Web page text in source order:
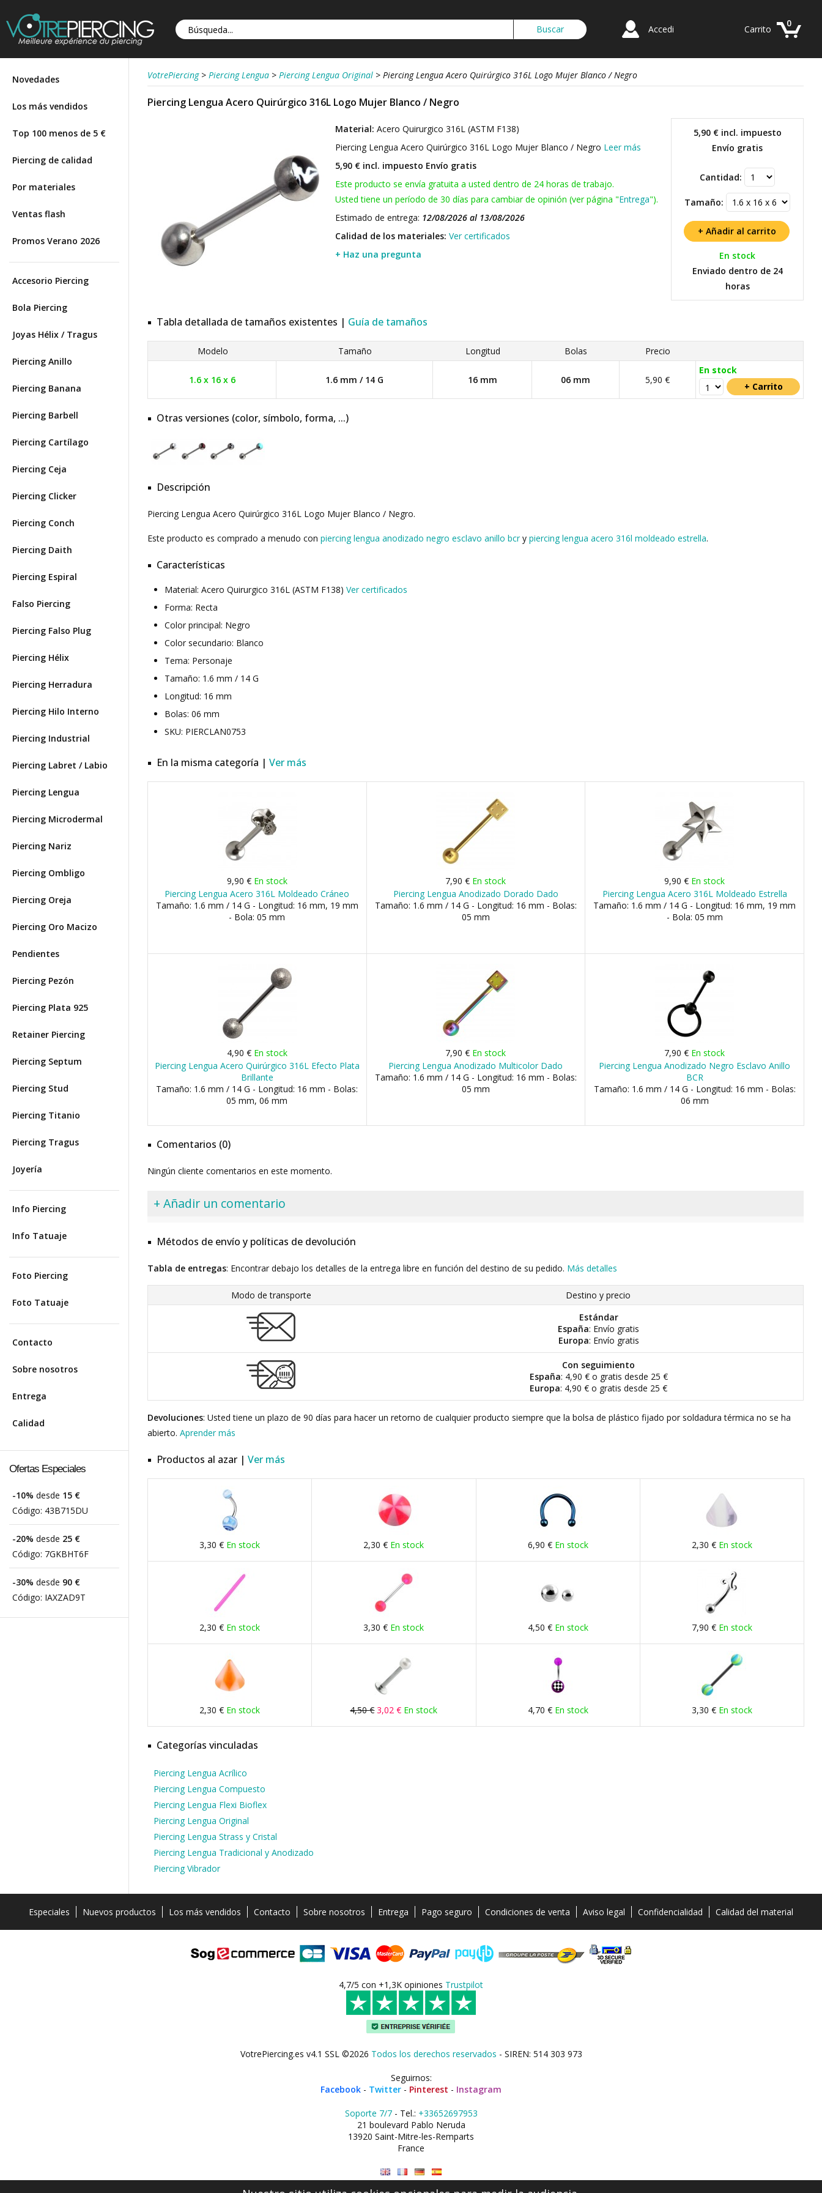
Accedi
0
Carrito
Novedades
Los más vendidos
Top 100 menos de 5 €
Piercing de calidad
Por materiales
Ventas flash
Promos Verano 2026
Accesorio Piercing
Bola Piercing
Joyas Hélix / Tragus
Piercing Anillo
Piercing Banana
Piercing Barbell
Piercing Cartílago
Piercing Ceja
Piercing Clicker
Piercing Conch
Piercing Daith
Piercing Espiral
Falso Piercing
Piercing Falso Plug
Piercing Hélix
Piercing Herradura
Piercing Hilo Interno
Piercing Industrial
Piercing Labret / Labio
Piercing Lengua
Piercing Microdermal
Piercing Nariz
Piercing Ombligo
Piercing Oreja
Piercing Oro Macizo
Pendientes
Piercing Pezón
Piercing Plata 925
Retainer Piercing
Piercing Septum
Piercing Stud
Piercing Titanio
Piercing Tragus
Joyería
Info Piercing
Info Tatuaje
Foto Piercing
Foto Tatuaje
Contacto
Sobre nosotros
Entrega
Calidad
Ofertas Especiales
-10% desde 15 €
Código: 43B715DU
-20% desde 25 €
Código: 7GKBHT6F
-30% desde 90 €
Código: IAXZAD9T
VotrePiercing > Piercing Lengua > Piercing Lengua Original > Piercing Lengua Acero Quirúrgico 316L Logo Mujer Blanco / Negro
Piercing Lengua Acero Quirúrgico 316L Logo Mujer Blanco / Negro
5,90 €incl. impuesto
Envío gratis
Cantidad:
Tamaño:
En stock
Enviado dentro de 24
horas
Material: Acero Quirurgico 316L (ASTM F138)
Piercing Lengua Acero Quirúrgico 316L Logo Mujer Blanco / Negro Leer más
5,90 € incl. impuesto Envío gratis
Este producto se envía gratuita a usted dentro de 24 horas de trabajo.
Usted tiene un período de 30 días para cambiar de opinión (ver página "Entrega").
Estimado de entrega: 12/08/2026 al 13/08/2026
Calidad de los materiales: Ver certificados
+ Haz una pregunta
Tabla detallada de tamaños existentes | Guía de tamaños
Modelo Tamaño Longitud Bolas Precio
1.6 x 16 x 6 1.6 mm / 14 G 16 mm 06 mm 5,90 €
En stock
Otras versiones (color, símbolo, forma, ...)
Descripción
Piercing Lengua Acero Quirúrgico 316L Logo Mujer Blanco / Negro.
Este producto es comprado a menudo con piercing lengua anodizado negro esclavo anillo bcry piercing lengua acero 316l moldeado estrella.
Características
Material: Acero Quirurgico 316L (ASTM F138) Ver certificados
Forma: Recta
Color principal: Negro
Color secundario: Blanco
Tema: Personaje
Tamaño: 1.6 mm / 14 G
Longitud: 16 mm
Bolas: 06 mm
SKU: PIERCLAN0753
En la misma categoría | Ver más
9,90 € En stock
Piercing Lengua Acero 316L Moldeado Cráneo
Tamaño: 1.6 mm / 14 G - Longitud: 16 mm, 19 mm
- Bola: 05 mm
7,90 € En stock
Piercing Lengua Anodizado Dorado Dado
Tamaño: 1.6 mm / 14 G - Longitud: 16 mm - Bolas:
05 mm
9,90 € En stock
Piercing Lengua Acero 316L Moldeado Estrella
Tamaño: 1.6 mm / 14 G - Longitud: 16 mm, 19 mm
- Bola: 05 mm
4,90 € En stock
Piercing Lengua Acero Quirúrgico 316L Efecto Plata
Brillante
Tamaño: 1.6 mm / 14 G - Longitud: 16 mm - Bolas:
05 mm, 06 mm
7,90 € En stock
Piercing Lengua Anodizado Multicolor Dado
Tamaño: 1.6 mm / 14 G - Longitud: 16 mm - Bolas:
05 mm
7,90 € En stock
Piercing Lengua Anodizado Negro Esclavo Anillo
BCR
Tamaño: 1.6 mm / 14 G - Longitud: 16 mm - Bolas:
06 mm
Comentarios (0)
Ningún cliente comentarios en este momento.
+ Añadir un comentario
Métodos de envío y políticas de devolución
Tabla de entregas: Encontrar debajo los detalles de la entrega libre en función del destino de su pedido. Más detalles
Modo de transporte
Destino y precio
Estándar
España: Envío gratis
Europa: Envío gratis
Con seguimiento
España: 4,90 € o gratis desde 25 €
Europa: 4,90 € o gratis desde 25 €
Devoluciones: Usted tiene un plazo de 90 días para hacer un retorno de cualquier producto siempre que la bolsa de plástico fijado por soldadura térmica no se ha
abierto. Aprender más
Productos al azar | Ver más
3,30 € En stock 2,30 € En stock 6,90 € En stock 2,30 € En stock
2,30 € En stock 3,30 € En stock 4,50 € En stock 7,90 € En stock
2,30 € En stock 4,50 € 3,02 € En stock 4,70 € En stock 3,30 € En stock
Categorías vinculadas
Piercing Lengua Acrílico
Piercing Lengua Compuesto
Piercing Lengua Flexi Bioflex
Piercing Lengua Original
Piercing Lengua Strass y Cristal
Piercing Lengua Tradicional y Anodizado
Piercing Vibrador
Especiales Nuevos productos Los más vendidos Contacto Sobre nosotros Entrega Pago seguro Condiciones de venta Aviso legal Confidencialidad Calidad del material
4,7/5 con +1,3K opiniones Trustpilot
VotrePiercing.es v4.1 SSL ©2026 Todos los derechos reservados - SIREN: 514 303 973
Seguirnos:
Facebook - Twitter - Pinterest - Instagram
Soporte 7/7- Tel.: +33652697953
21 boulevard Pablo Neruda
13920 Saint-Mitre-les-Remparts
France